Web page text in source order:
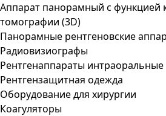
Аппарат панорамный с функцией
томографии (3D)
Панорамные рентгеновские
Радиовизиографы
Рентгенаппараты интраоральные
Рентгензащитная одежда
Оборудование для хирургии
Коагуляторы